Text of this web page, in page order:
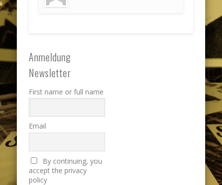
Anmeldung
Newsletter
First name or full name
Email
By continuing, you
accept the privacy
policy